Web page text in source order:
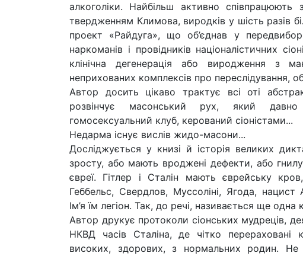
алкоголіки. Найбільш активно
твердженням Климова, виродків у шість разів
проект «Райдуга», що об’єднав у
наркоманів і провідників націоналістичних
клінічна дегенерація або виродження з
неприхованих комплексів про переслідування,
Автор досить цікаво трактує всі оті
розвінчує масонський рух, який давно
гомосексуальний клуб, керований сіоністами...
Недарма існує вислів жидо-масони...
Досліджується у книзі й історія великих
зросту, або мають вроджені дефекти, або гнилу
євреї. Гітлер і Сталін мають єврейську
Геббельс, Свердлов, Муссоліні, Ягода, нацист
Ім’я їм легіон. Так, до речі, називається ще одна
Автор друкує протоколи сіонських мудреців,
НКВД часів Сталіна, де чітко перераховані
високих, здорових, з нормальних родин. Не